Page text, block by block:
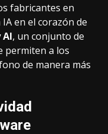
fabricantes en
en el corazón de
AI, un conjunto de
permiten a los
de manera más